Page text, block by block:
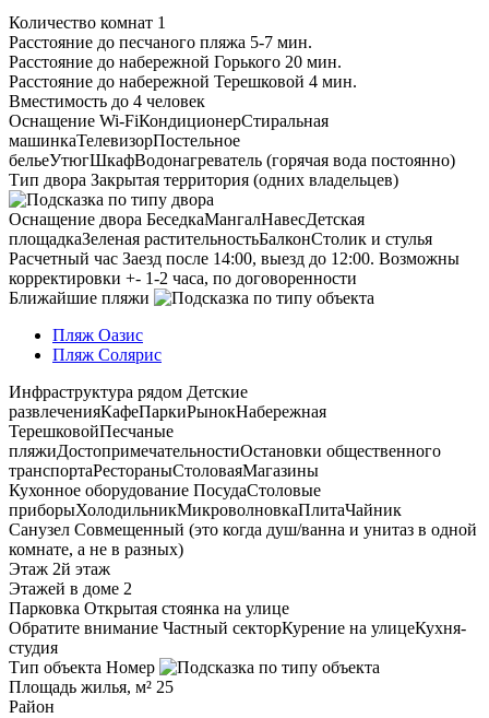
Количество комнат 1
Расстояние до песчаного пляжа 5-7 мин.
Расстояние до набережной Горького 20 мин.
Расстояние до набережной Терешковой 4 мин.
Вместимость до 4 человек
Оснащение Wi-FiКондиционерСтиральная
машинкаТелевизорПостельное
бельеУтюгШкафВодонагреватель (горячая вода постоянно)
Тип двора Закрытая территория (одних владельцев)
Оснащение двора БеседкаМангалНавесДетская
площадкаЗеленая растительностьБалконСтолик и стулья
Расчетный час Заезд после 14:00, выезд до 12:00. Возможны
корректировки +- 1-2 часа, по договоренности
Ближайшие пляжи
Пляж Оазис
Пляж Солярис
Инфраструктура рядом Детские
развлеченияКафеПаркиРынокНабережная
ТерешковойПесчаные
пляжиДостопримечательностиОстановки общественного
транспортаРестораныСтоловаяМагазины
Кухонное оборудование ПосудаСтоловые
приборыХолодильникМикроволновкаПлитаЧайник
Санузел Совмещенный (это когда душ/ванна и унитаз в одной
комнате, а не в разных)
Этаж 2й этаж
Этажей в доме 2
Парковка Открытая стоянка на улице
Обратите внимание Частный секторКурение на улицеКухня-
студия
Тип объекта Номер
Площадь жилья, м² 25
Район